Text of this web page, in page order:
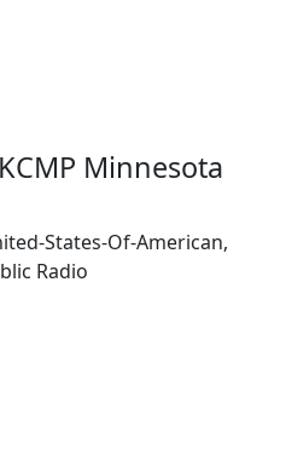
Minnesota
States-Of-American,
Radio